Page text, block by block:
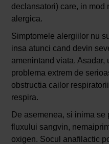
declansatori) care, in mod
alergica.
Simptomele alergiilor nu
insa atunci cand devin
amenintand viata.
problema extrem de
obstructia cailor
respira.
De asemenea, si inima
fluxului sangvin,
oxigen. Socul anafilactic